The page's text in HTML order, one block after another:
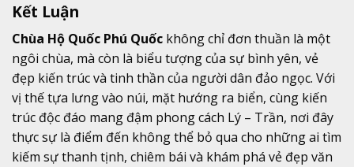
Kết Luận
Chùa Hộ Quốc Phú Quốc không chỉ đơn thuần là một
ngôi chùa, mà còn là biểu tượng của sự bình yên, vẻ
đẹp kiến trúc và tinh thần của người dân đảo ngọc. Với
vị thế tựa lưng vào núi, mặt hướng ra biển, cùng kiến
trúc độc đáo mang đậm phong cách Lý – Trần, nơi đây
thực sự là điểm đến không thể bỏ qua cho những ai tìm
kiếm sự thanh tịnh, chiêm bái và khám phá vẻ đẹp văn